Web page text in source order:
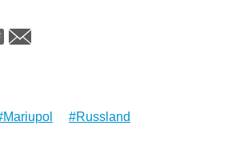
Mariupol Russland